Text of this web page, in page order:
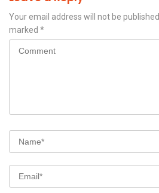
Your email address will not be published.
marked *